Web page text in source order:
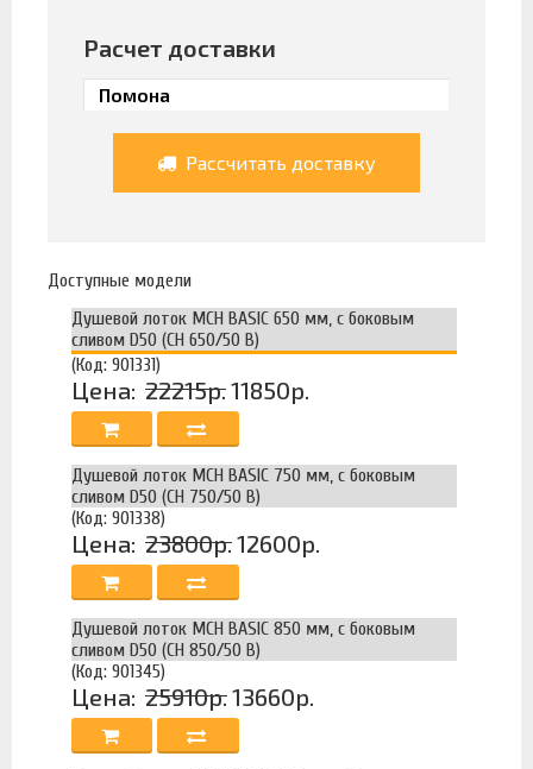
Расчет доставки
Рассчитать доставку
Доступные модели
Душевой лоток MCH BASIC 650 мм, с боковым
сливом D50 (CH 650/50 B)
(Код: 901331)
Цена: 22215р.11850р.
Душевой лоток MCH BASIC 750 мм, с боковым
сливом D50 (CH 750/50 B)
(Код: 901338)
Цена: 23800р.12600р.
Душевой лоток MCH BASIC 850 мм, с боковым
сливом D50 (CH 850/50 B)
(Код: 901345)
Цена: 25910р.13660р.